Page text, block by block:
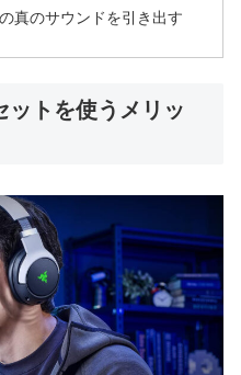
真のサウンドを引き出す
ットを使うメリッ